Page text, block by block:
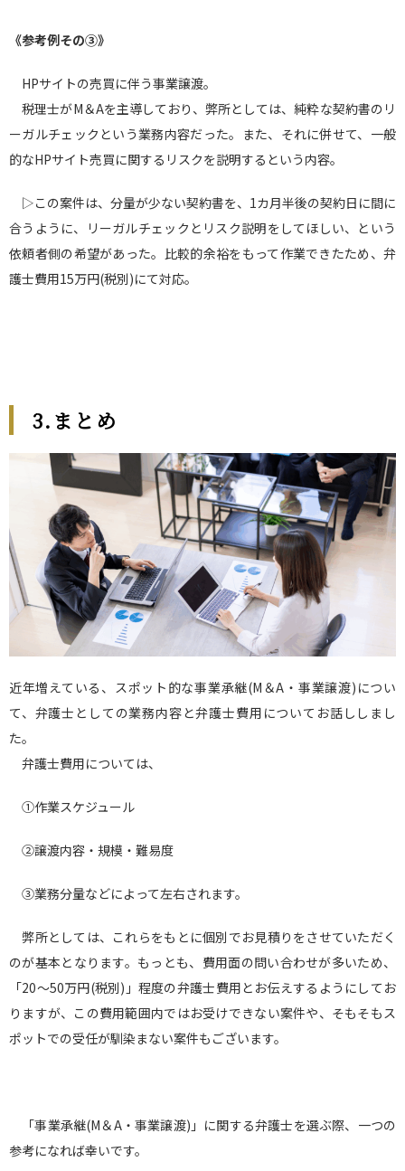
《参考例その③》
HPサイトの売買に伴う事業譲渡。
税理士がM＆Aを主導しており、弊所としては、純粋な契約書のリ
ーガルチェックという業務内容だった。また、それに併せて、一般
的なHPサイト売買に関するリスクを説明するという内容。
▷この案件は、分量が少ない契約書を、1カ月半後の契約日に間に
合うように、リーガルチェックとリスク説明をしてほしい、という
依頼者側の希望があった。比較的余裕をもって作業できたため、弁
護士費用15万円(税別)にて対応。
3.まとめ
近年増えている、スポット的な事業承継(M＆A・事業譲渡)につい
て、弁護士としての業務内容と弁護士費用についてお話ししまし
た。
弁護士費用については、
①作業スケジュール
②譲渡内容・規模・難易度
③業務分量などによって左右されます。
弊所としては、これらをもとに個別でお見積りをさせていただく
のが基本となります。もっとも、費用面の問い合わせが多いため、
「20～50万円(税別)」程度の弁護士費用とお伝えするようにしてお
りますが、この費用範囲内ではお受けできない案件や、そもそもス
ポットでの受任が馴染まない案件もございます。
「事業承継(M＆A・事業譲渡)」に関する弁護士を選ぶ際、一つの
参考になれば幸いです。